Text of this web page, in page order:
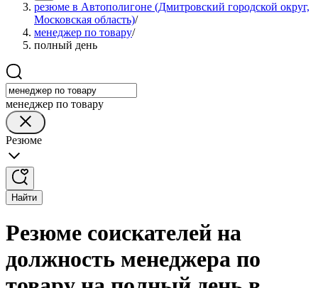
резюме в Автополигоне (Дмитровский городской округ,
Московская область)/
менеджер по товару/
полный день
менеджер по товару
Резюме
Найти
Резюме соискателей на
должность менеджера по